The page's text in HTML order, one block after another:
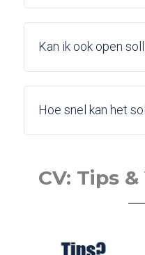
Kan ik ook open
Hoe snel kan het
CV: Tips